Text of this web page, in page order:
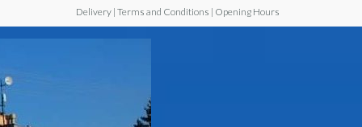
Delivery | Terms and Conditions | Opening Hours